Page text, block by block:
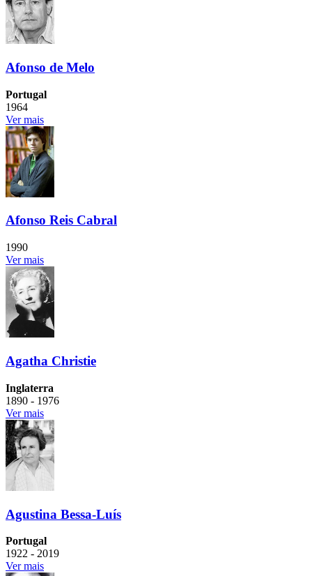
Afonso de Melo
Portugal
1964
Ver mais
Afonso Reis Cabral
1990
Ver mais
Agatha Christie
Inglaterra
1890 - 1976
Ver mais
Agustina Bessa-Luís
Portugal
1922 - 2019
Ver mais